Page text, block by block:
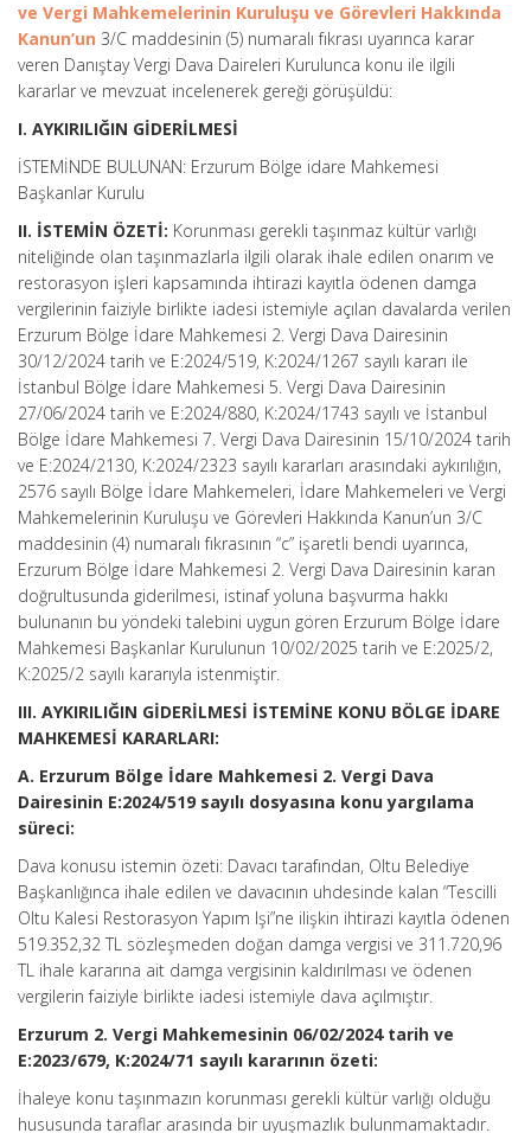
ve Vergi Mahkemelerinin Kuruluşu ve Görevleri Hakkında
Kanun’un 3/C maddesinin (5) numaralı fıkrası uyarınca karar
veren Danıştay Vergi Dava Daireleri Kurulunca konu ile ilgili
kararlar ve mevzuat incelenerek gereği görüşüldü:
I. AYKIRILIĞIN GİDERİLMESİ
İSTEMİNDE BULUNAN: Erzurum Bölge idare Mahkemesi
Başkanlar Kurulu
II. İSTEMİN ÖZETİ: Korunması gerekli taşınmaz kültür varlığı
niteliğinde olan taşınmazlarla ilgili olarak ihale edilen onarım ve
restorasyon işleri kapsamında ihtirazi kayıtla ödenen damga
vergilerinin faiziyle birlikte iadesi istemiyle açılan davalarda verilen
Erzurum Bölge İdare Mahkemesi 2. Vergi Dava Dairesinin
30/12/2024 tarih ve E:2024/519, K:2024/1267 sayılı kararı ile
İstanbul Bölge İdare Mahkemesi 5. Vergi Dava Dairesinin
27/06/2024 tarih ve E:2024/880, K:2024/1743 sayılı ve İstanbul
Bölge İdare Mahkemesi 7. Vergi Dava Dairesinin 15/10/2024 tarih
ve E:2024/2130, K:2024/2323 sayılı kararları arasındaki aykırılığın,
2576 sayılı Bölge İdare Mahkemeleri, İdare Mahkemeleri ve Vergi
Mahkemelerinin Kuruluşu ve Görevleri Hakkında Kanun’un 3/C
maddesinin (4) numaralı fıkrasının “c” işaretli bendi uyarınca,
Erzurum Bölge İdare Mahkemesi 2. Vergi Dava Dairesinin karan
doğrultusunda giderilmesi, istinaf yoluna başvurma hakkı
bulunanın bu yöndeki talebini uygun gören Erzurum Bölge İdare
Mahkemesi Başkanlar Kurulunun 10/02/2025 tarih ve E:2025/2,
K:2025/2 sayılı kararıyla istenmiştir.
III. AYKIRILIĞIN GİDERİLMESİ İSTEMİNE KONU BÖLGE İDARE
MAHKEMESİ KARARLARI:
A. Erzurum Bölge İdare Mahkemesi 2. Vergi Dava
Dairesinin E:2024/519 sayılı dosyasına konu yargılama
süreci:
Dava konusu istemin özeti: Davacı tarafından, Oltu Belediye
Başkanlığınca ihale edilen ve davacının uhdesinde kalan “Tescilli
Oltu Kalesi Restorasyon Yapım lşi”ne ilişkin ihtirazi kayıtla ödenen
519.352,32 TL sözleşmeden doğan damga vergisi ve 311.720,96
TL ihale kararına ait damga vergisinin kaldırılması ve ödenen
vergilerin faiziyle birlikte iadesi istemiyle dava açılmıştır.
Erzurum 2. Vergi Mahkemesinin 06/02/2024 tarih ve
E:2023/679, K:2024/71 sayılı kararının özeti:
İhaleye konu taşınmazın korunması gerekli kültür varlığı olduğu
hususunda taraflar arasında bir uyuşmazlık bulunmamaktadır.